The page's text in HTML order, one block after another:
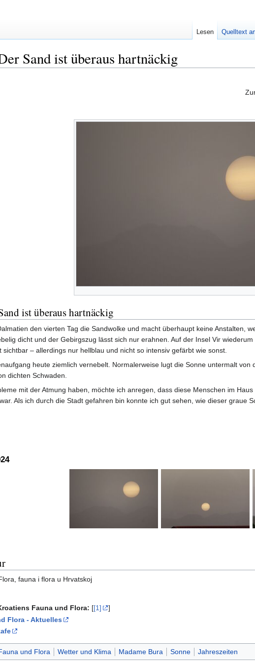
Sand ist überaus hartnäckig
ist überaus hartnäckig
den vierten Tag die Sandwolke und macht überhaupt keine Anstalten,
dicht und der Gebirgszug lässt sich nur erahnen. Auf der Insel Vir
sichtbar – allerdings nur hellblau und nicht so intensiv gefärbt wie sonst.
heute ziemlich vernebelt. Normalerweise lugt die Sonne untermalt
dichten Schwaden.
mit der Atmung haben, möchte ich anregen, dass diese Menschen im
Als ich durch die Stadt gefahren bin konnte ich gut sehen, wie dieser graue
fauna i flora u Hrvatskoj
Fauna und Flora: [[1]
]
Flora - Aktuelles
und Flora Wetter und Klima Madame Bura Sonne Jahreszeiten
Lesen Quelltext